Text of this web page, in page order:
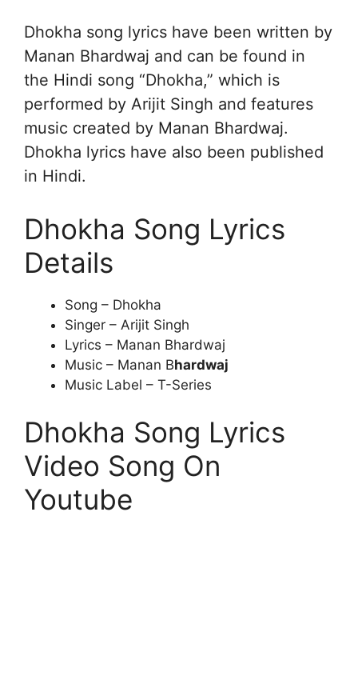
Dhokha song lyrics have been written by
Manan Bhardwaj and can be found in
the Hindi song “Dhokha,” which is
performed by Arijit Singh and features
music created by Manan Bhardwaj.
Dhokha lyrics have also been published
in Hindi.
Dhokha Song Lyrics
Details
Song – Dhokha
Singer – Arijit Singh
Lyrics – Manan Bhardwaj
Music – Manan Bhardwaj
Music Label – T-Series
Dhokha Song Lyrics
Video Song On
Youtube